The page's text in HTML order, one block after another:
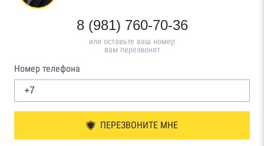
8 (981) 760-70-36
или оставьте ваш номер
вам перезвонят
Номер телефона
ПЕРЕЗВОНИТЕ МНЕ